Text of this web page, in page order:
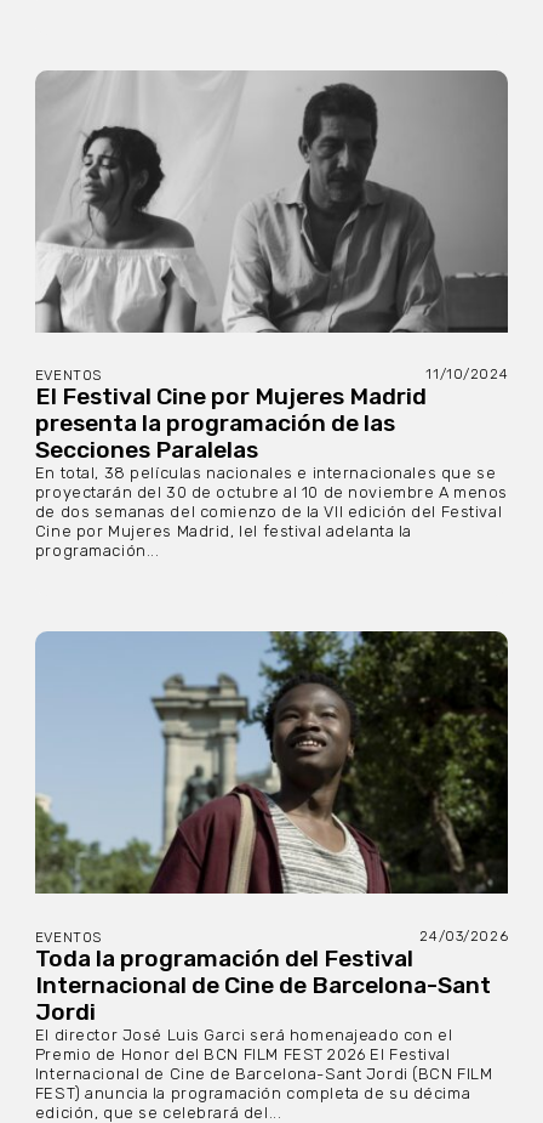
EVENTOS 11/10/2024
El Festival Cine por Mujeres Madrid
presenta la programación de las
Secciones Paralelas
En total, 38 películas nacionales e internacionales que se
proyectarán del 30 de octubre al 10 de noviembre A menos
de dos semanas del comienzo de la VII edición del Festival
Cine por Mujeres Madrid, lel festival adelanta la
programación...
EVENTOS 24/03/2026
Toda la programación del Festival
Internacional de Cine de Barcelona-Sant
Jordi
El director José Luis Garci será homenajeado con el
Premio de Honor del BCN FILM FEST 2026 El Festival
Internacional de Cine de Barcelona-Sant Jordi (BCN FILM
FEST) anuncia la programación completa de su décima
edición, que se celebrará del...